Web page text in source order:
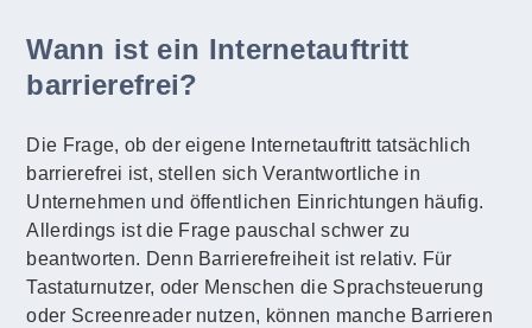
Wann ist ein Internetauftritt
barrierefrei?
Die Frage, ob der eigene Internetauftritt tatsächlich
barrierefrei ist, stellen sich Verantwortliche in
Unternehmen und öffentlichen Einrichtungen häufig.
Allerdings ist die Frage pauschal schwer zu
beantworten. Denn Barrierefreiheit ist relativ. Für
Tastaturnutzer, oder Menschen die Sprachsteuerung
oder Screenreader nutzen, können manche Barrieren